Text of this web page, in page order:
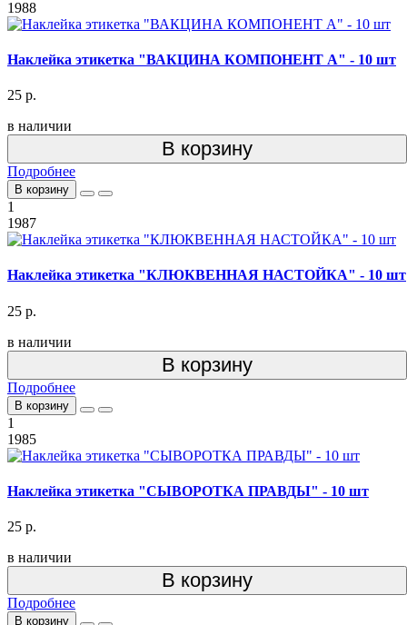
1988
Наклейка этикетка "ВАКЦИНА КОМПОНЕНТ А" - 10 шт
25 р.
в наличии
В корзину
Подробнее
В корзину
1
1987
Наклейка этикетка "КЛЮКВЕННАЯ НАСТОЙКА" - 10 шт
25 р.
в наличии
В корзину
Подробнее
В корзину
1
1985
Наклейка этикетка "СЫВОРОТКА ПРАВДЫ" - 10 шт
25 р.
в наличии
В корзину
Подробнее
В корзину